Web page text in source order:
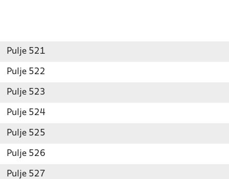
Pulje 521
Pulje 522
Pulje 523
Pulje 524
Pulje 525
Pulje 526
Pulje 527